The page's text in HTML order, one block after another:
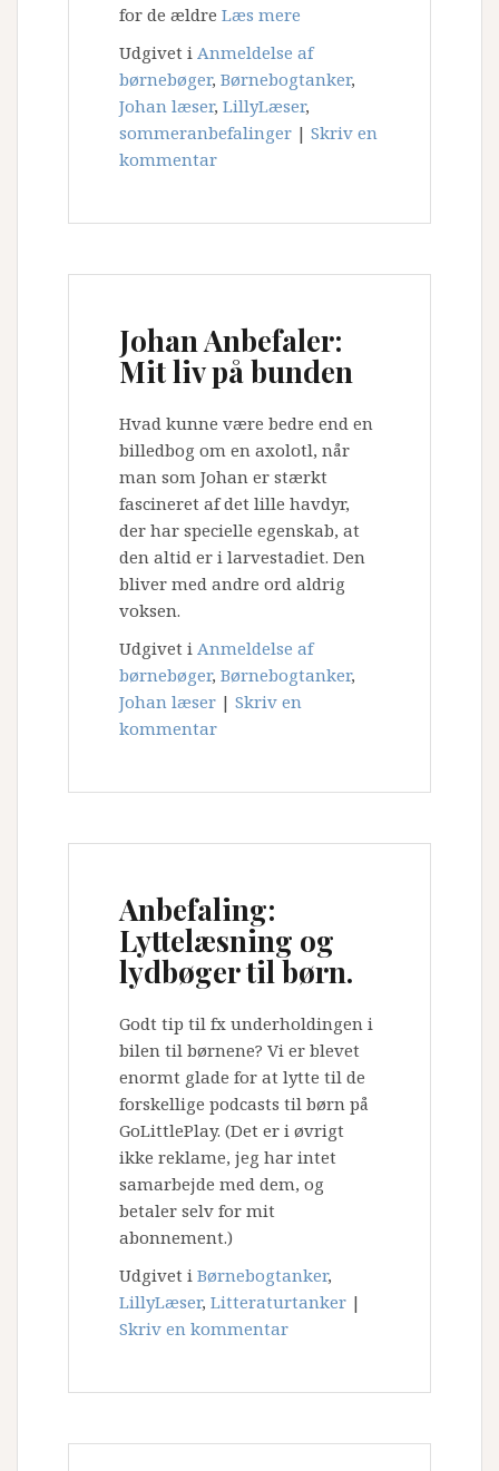
for de ældre Læs mere
Udgivet i Anmeldelse af
børnebøger, Børnebogtanker,
Johan læser, LillyLæser,
sommeranbefalinger | Skriv en
kommentar
Johan Anbefaler:
Mit liv på bunden
Hvad kunne være bedre end en
billedbog om en axolotl, når
man som Johan er stærkt
fascineret af det lille havdyr,
der har specielle egenskab, at
den altid er i larvestadiet. Den
bliver med andre ord aldrig
voksen.
Udgivet i Anmeldelse af
børnebøger, Børnebogtanker,
Johan læser | Skriv en
kommentar
Anbefaling:
Lyttelæsning og
lydbøger til børn.
Godt tip til fx underholdingen i
bilen til børnene? Vi er blevet
enormt glade for at lytte til de
forskellige podcasts til børn på
GoLittlePlay. (Det er i øvrigt
ikke reklame, jeg har intet
samarbejde med dem, og
betaler selv for mit
abonnement.)
Udgivet i Børnebogtanker,
LillyLæser, Litteraturtanker |
Skriv en kommentar